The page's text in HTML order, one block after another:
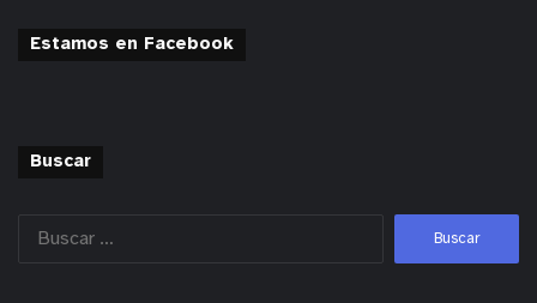
Estamos en Facebook
Buscar